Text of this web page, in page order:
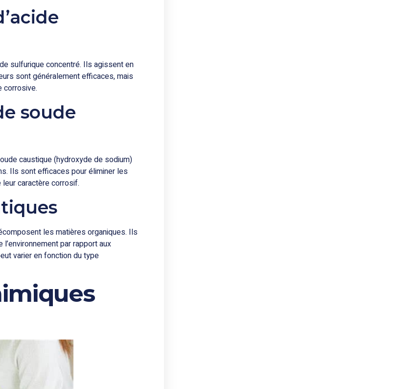
sulfurique concentré. Ils agissent en
sont généralement efficaces, mais
corrosive.
soude
caustique (hydroxyde de sodium)
Ils sont efficaces pour éliminer les
caractère corrosif.
les matières organiques. Ils
par rapport aux
varier en fonction du type